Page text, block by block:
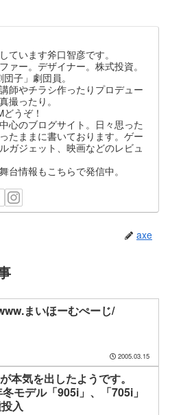
ています斧口智彦です。
ァー。デザイナー。株式投資。
団子」劇団員。
師やチラシ作ったりプロデュー
撮ったり。
うぞ！
心のブログサイト。日々思った
たままに書いております。ゲー
ガジェット、映画などのレビュ
台情報もこちらで発信中。
axe
まいほーむぺーじ/
2005.03.15
本気を出したようです。
モデル「905i」、「705i」
入